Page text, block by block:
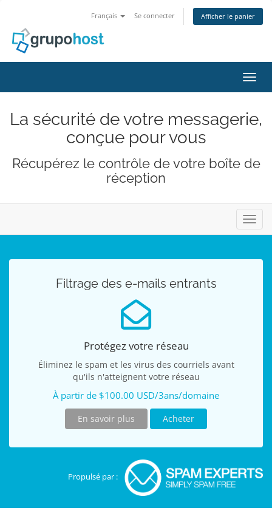
Français Se connecter Afficher le panier
La sécurité de votre messagerie,
conçue pour vous
Récupérez le contrôle de votre boîte de
réception
Filtrage des e-mails entrants
Protégez votre réseau
Éliminez le spam et les virus des courriels avant
qu'ils n'atteignent votre réseau
À partir de $100.00 USD/3ans/domaine
En savoir plus Acheter
Propulsé par :